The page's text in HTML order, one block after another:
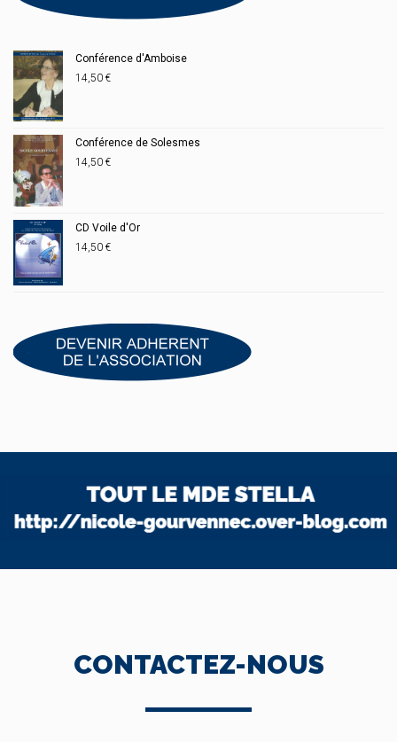
Conférence d'Amboise
14,50 €
Conférence de Solesmes
14,50 €
CD Voile d'Or
14,50 €
CONTACTEZ-NOUS